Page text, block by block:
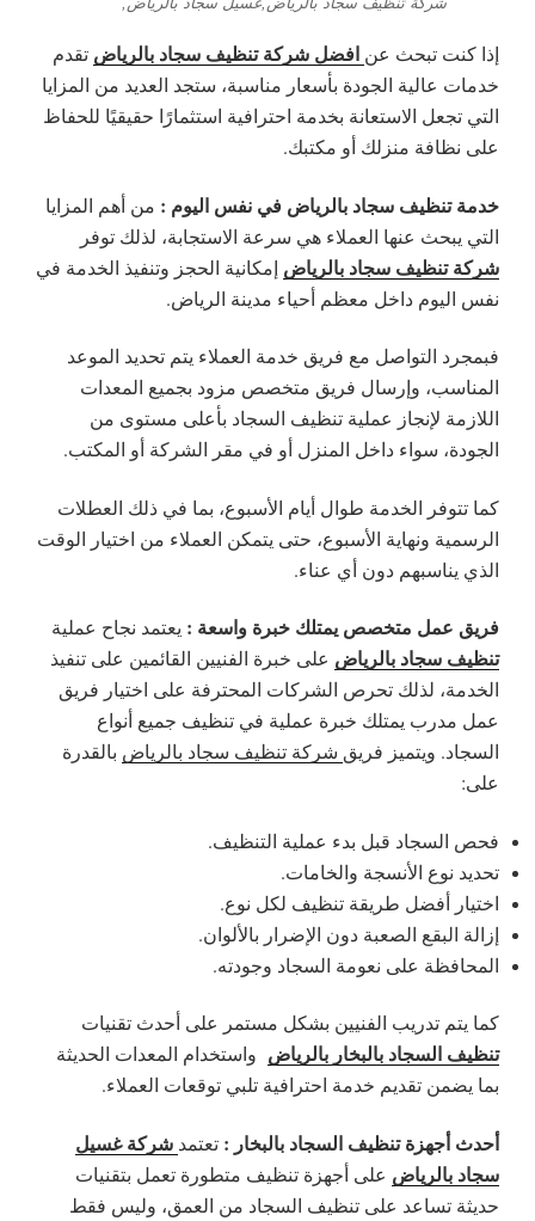
إذا كنت تبحث عن افضل شركة تنظيف سجاد بالرياض تقدم
خدمات عالية الجودة بأسعار مناسبة، ستجد العديد من المزايا
التي تجعل الاستعانة بخدمة احترافية استثمارًا حقيقيًا للحفاظ
على نظافة منزلك أو مكتبك.
خدمة تنظيف سجاد بالرياض في نفس اليوم : من أهم المزايا
التي يبحث عنها العملاء هي سرعة الاستجابة، لذلك توفر
شركة تنظيف سجاد بالرياض إمكانية الحجز وتنفيذ الخدمة في
نفس اليوم داخل معظم أحياء مدينة الرياض.
فبمجرد التواصل مع فريق خدمة العملاء يتم تحديد الموعد
المناسب، وإرسال فريق متخصص مزود بجميع المعدات
اللازمة لإنجاز عملية تنظيف السجاد بأعلى مستوى من
الجودة، سواء داخل المنزل أو في مقر الشركة أو المكتب.
كما تتوفر الخدمة طوال أيام الأسبوع، بما في ذلك العطلات
الرسمية ونهاية الأسبوع، حتى يتمكن العملاء من اختيار الوقت
الذي يناسبهم دون أي عناء.
فريق عمل متخصص يمتلك خبرة واسعة : يعتمد نجاح عملية
تنظيف سجاد بالرياض على خبرة الفنيين القائمين على تنفيذ
الخدمة، لذلك تحرص الشركات المحترفة على اختيار فريق
عمل مدرب يمتلك خبرة عملية في تنظيف جميع أنواع
السجاد. ويتميز فريق شركة تنظيف سجاد بالرياض بالقدرة
على:
فحص السجاد قبل بدء عملية التنظيف.
تحديد نوع الأنسجة والخامات.
اختيار أفضل طريقة تنظيف لكل نوع.
إزالة البقع الصعبة دون الإضرار بالألوان.
المحافظة على نعومة السجاد وجودته.
كما يتم تدريب الفنيين بشكل مستمر على أحدث تقنيات
تنظيف السجاد بالبخار بالرياض واستخدام المعدات الحديثة
بما يضمن تقديم خدمة احترافية تلبي توقعات العملاء.
أحدث أجهزة تنظيف السجاد بالبخار : تعتمد شركة غسيل
سجاد بالرياض على أجهزة تنظيف متطورة تعمل بتقنيات
حديثة تساعد على تنظيف السجاد من العمق، وليس فقط